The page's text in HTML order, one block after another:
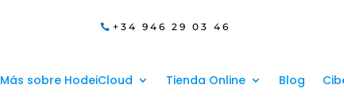
+34 946 29 03 46
Más sobre HodeiCloud Tienda Online Blog